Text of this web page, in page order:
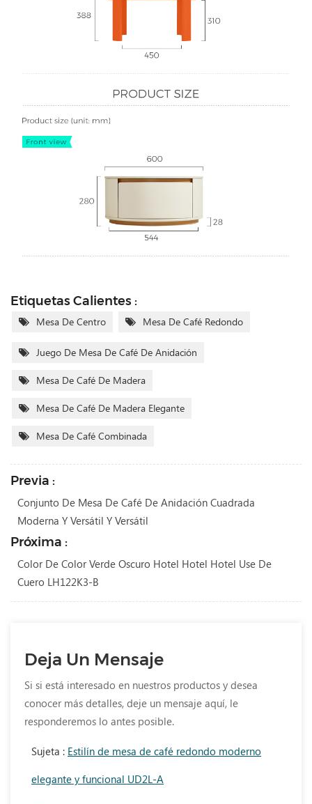
Etiquetas Calientes :
Mesa De Centro Mesa De Café Redondo
Juego De Mesa De Café De Anidación
Mesa De Café De Madera
Mesa De Café De Madera Elegante
Mesa De Café Combinada
Previa :
Conjunto De Mesa De Café De Anidación Cuadrada
Moderna Y Versátil Y Versátil
Próxima :
Color De Color Verde Oscuro Hotel Hotel Hotel Use De
Cuero LH122K3-B
Deja Un Mensaje
Si si está interesado en nuestros productos y desea
conocer más detalles, deje un mensaje aquí, le
responderemos lo antes posible.
Sujeta : Estilín de mesa de café redondo moderno
elegante y funcional UD2L-A